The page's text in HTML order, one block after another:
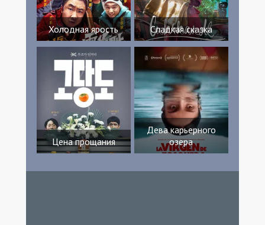
Холодная ярость Сладкая сказка
Цена прощания
Дева карьерного
озера